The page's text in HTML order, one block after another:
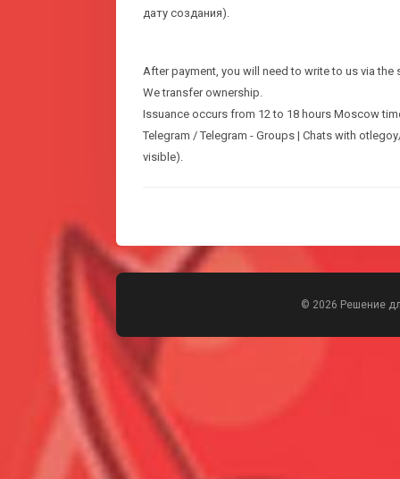
дату создания).
After payment, you will need to write to us via
We transfer ownership.
Issuance occurs from 12 to 18 hours Moscow
Telegram / Telegram - Groups | Chats with
visible).
© 2026 Решение